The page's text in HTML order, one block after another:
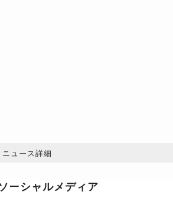
ニュース詳細
ーシャルメディア